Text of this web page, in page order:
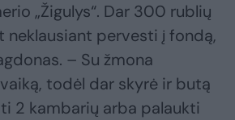
„Žigulys“. Dar 300 rublių
neklausiant pervesti į fondą,
– Su žmona
todėl dar skyrė ir butą
2 kambarių arba palaukti